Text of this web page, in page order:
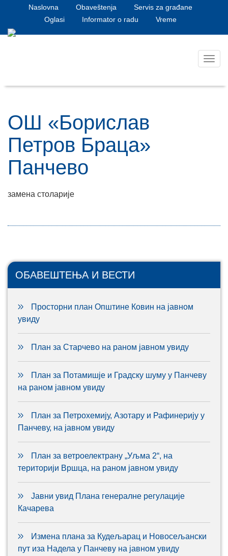
Naslovna Obaveštenja
Servis za građane
Oglasi
Informator o radu Vreme
ОШ «Борислав
Петров Браца»
Панчево
замена столарије
ОБАВЕШТЕЊА И ВЕСТИ
Просторни план Општине Ковин на јавном
увиду
План за Старчево на раном јавном увиду
План за Потамишје и Градску шуму у Панчеву
на раном јавном увиду
План за Петрохемију, Азотару и Рафинерију у
Панчеву, на јавном увиду
План за ветроелектрану „Уљма 2“, на
територији Вршца, на раном јавном увиду
Јавни увид Плана генералне регулације
Качарева
Измена плана за Кудељарац и Новосељански
пут иза Надела у Панчеву на јавном увиду